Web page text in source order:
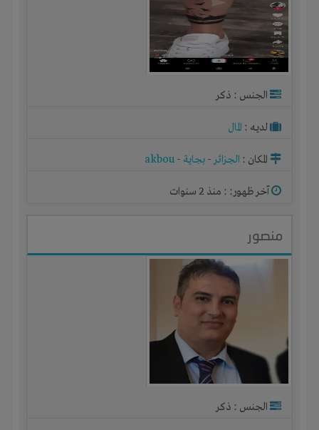
الجنس : ذكر
لديـه : المال
المكان : الجزائر- بجاية -
akbou
آخر ظهور: : منذ 2 سنوات
منصور
الجنس : ذكر